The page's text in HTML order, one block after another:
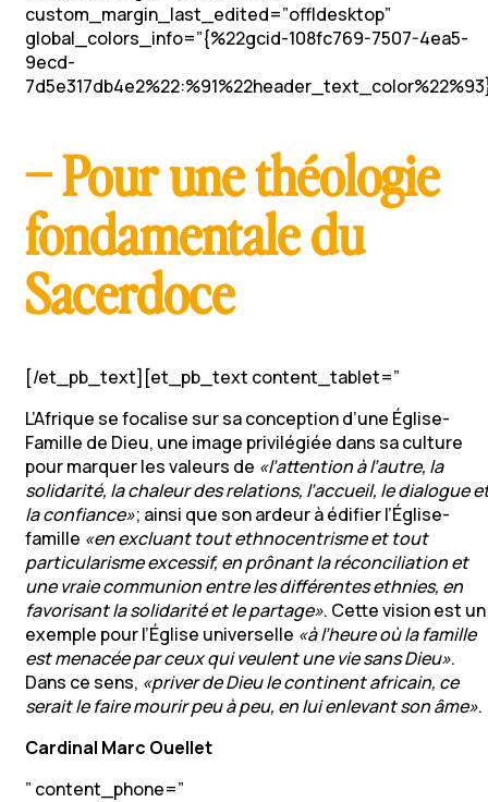
custom_margin_last_edited=”off|desktop”
global_colors_info=”{%22gcid-108fc769-7507-4ea5-
9ecd-
– Pour une théologie
fondamentale du
Sacerdoce
[/et_pb_text][et_pb_text content_tablet=”
L’Afrique se focalise sur sa conception d’une Église-
Famille de Dieu, une image privilégiée dans sa culture
pour marquer les valeurs de «l’attention à l’autre, la
solidarité, la chaleur des relations, l’accueil, le dialogue
la confiance»; ainsi que son ardeur à édifier l’Église-
famille «en excluant tout ethnocentrisme et tout
particularisme excessif, en prônant la réconciliation et
une vraie communion entre les différentes ethnies, en
favorisant la solidarité et le partage». Cette vision est un
exemple pour l’Église universelle «à l’heure où la famille
est menacée par ceux qui veulent une vie sans Dieu».
Dans ce sens, «priver de Dieu le continent africain, ce
serait le faire mourir peu à peu, en lui enlevant son âme».
Cardinal Marc Ouellet
” content_phone=”